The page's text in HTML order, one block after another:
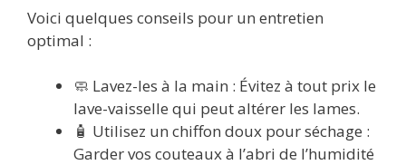
Voici quelques conseils pour un entretien
optimal :
🧼 Lavez-les à la main : Évitez à tout prix le
lave-vaisselle qui peut altérer les lames.
🧴 Utilisez un chiffon doux pour séchage :
Garder vos couteaux à l’abri de l’humidité